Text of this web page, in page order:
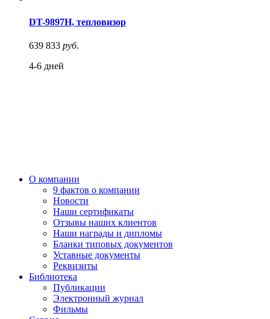
DT-9897H, тепловизор
639 833 руб.
4-6 дней
О компании
9 фактов о компании
Новости
Наши сертификаты
Отзывы наших клиентов
Наши награды и дипломы
Бланки типовых документов
Уставные документы
Реквизиты
Библиотека
Публикации
Электронный журнал
Фильмы